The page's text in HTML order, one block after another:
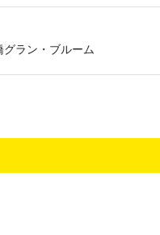
グラン・ブルーム